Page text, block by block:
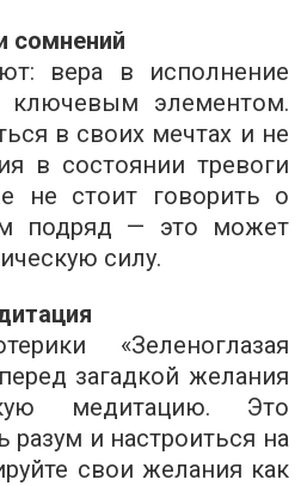
сомнений
вера в исполнение
ключевым элементом.
в своих мечтах и ​​не
в состоянии тревоги
не стоит говорить о
подряд — это может
силу.
«Зеленоглазая
загадкой желания
медитацию. Это
разум и настроиться на
свои желания как